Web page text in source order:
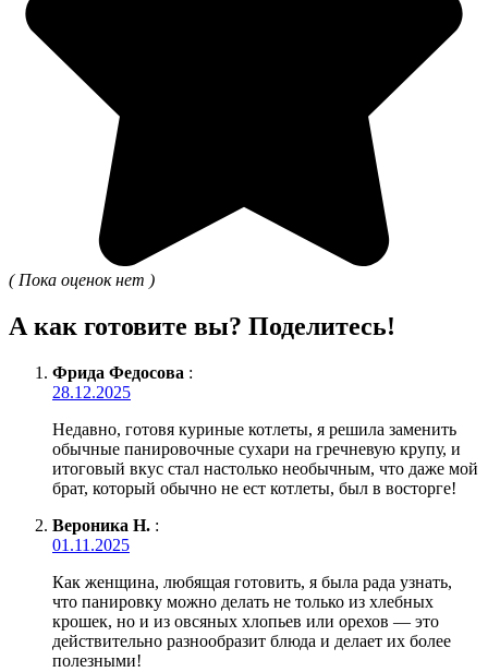
( Пока оценок нет )
А как готовите вы? Поделитесь!
Фрида Федосова :
28.12.2025
Недавно, готовя куриные котлеты, я решила заменить
обычные панировочные сухари на гречневую крупу, и
итоговый вкус стал настолько необычным, что даже мой
брат, который обычно не ест котлеты, был в восторге!
Вероника Н. :
01.11.2025
Как женщина, любящая готовить, я была рада узнать,
что панировку можно делать не только из хлебных
крошек, но и из овсяных хлопьев или орехов — это
действительно разнообразит блюда и делает их более
полезными!